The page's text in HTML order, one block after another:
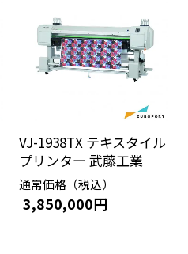
VJ-1938TX テキスタイル
プリンター 武藤工業
通常価格（税込）
3,850,000円